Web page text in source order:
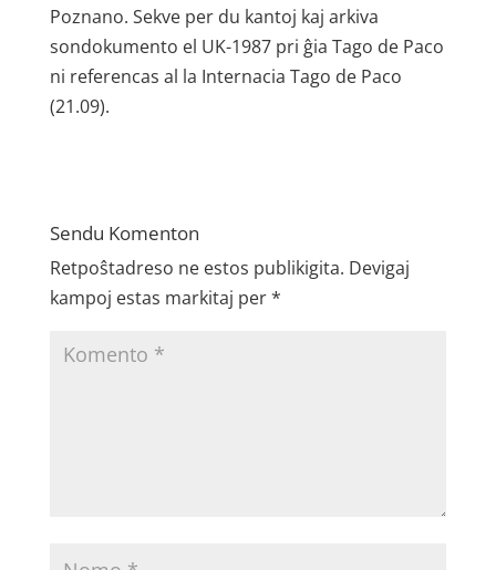
Poznano. Sekve per du kantoj kaj arkiva
sondokumento el UK-1987 pri ĝia Tago de Paco
ni referencas al la Internacia Tago de Paco
(21.09).
Sendu Komenton
Retpoŝtadreso ne estos publikigita. Devigaj
kampoj estas markitaj per*